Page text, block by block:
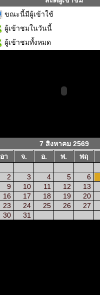
ขณะนี้มีผู้เข้าใช้
ผู้เข้าชมในวันนี้
ผู้เข้าชมทั้งหมด
7 สิงหาคม 2569
อา
จ. อ. พ. พฤ
2
3 4 5 6
9
10 11 12 13
16
17 18 19 20
23
24 25 26 27
30
31